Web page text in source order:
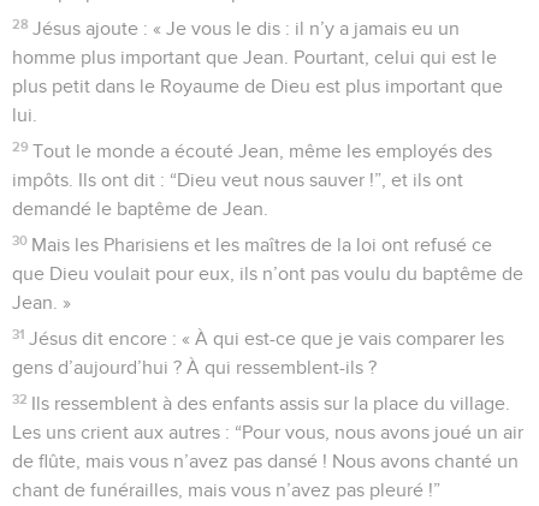
28 Jésus ajoute : « Je vous le dis : il n’y a jamais eu un
homme plus important que Jean. Pourtant, celui qui est le
plus petit dans le Royaume de Dieu est plus important que
lui.
29 Tout le monde a écouté Jean, même les employés des
impôts. Ils ont dit : “Dieu veut nous sauver !”, et ils ont
demandé le baptême de Jean.
30 Mais les Pharisiens et les maîtres de la loi ont refusé ce
que Dieu voulait pour eux, ils n’ont pas voulu du baptême de
Jean. »
31 Jésus dit encore : « À qui est-ce que je vais comparer les
gens d’aujourd’hui ? À qui ressemblent-ils ?
32 Ils ressemblent à des enfants assis sur la place du village.
Les uns crient aux autres : “Pour vous, nous avons joué un air
de flûte, mais vous n’avez pas dansé ! Nous avons chanté un
chant de funérailles, mais vous n’avez pas pleuré !”